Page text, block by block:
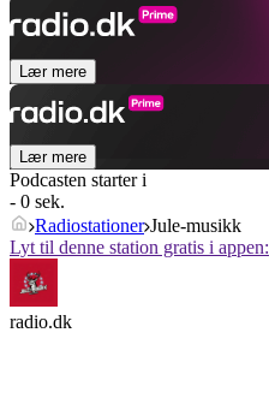
Lær mere
Lær mere
Podcasten starter i
- 0 sek.
Radiostationer Jule-musikk
Lyt til denne station gratis i appen:
radio.dk